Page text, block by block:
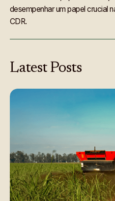
desempenhar um papel crucial
CDR.
Latest Posts